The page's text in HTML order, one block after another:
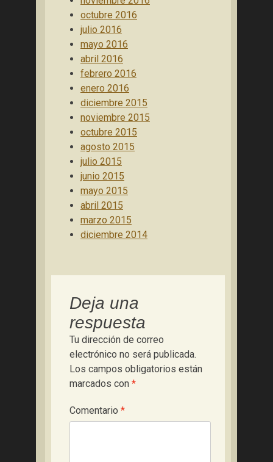
octubre 2016
julio 2016
mayo 2016
abril 2016
febrero 2016
enero 2016
diciembre 2015
noviembre 2015
octubre 2015
agosto 2015
julio 2015
junio 2015
mayo 2015
abril 2015
marzo 2015
diciembre 2014
Deja una
respuesta
Tu dirección de correo
electrónico no será publicada.
Los campos obligatorios están
marcados con *
Comentario *